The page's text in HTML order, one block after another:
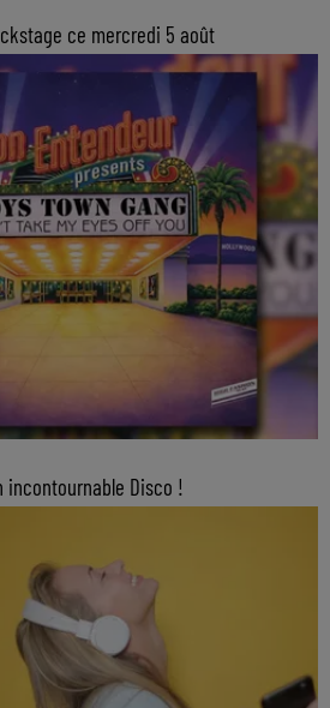
ce mercredi 5 août
incontournable Disco !